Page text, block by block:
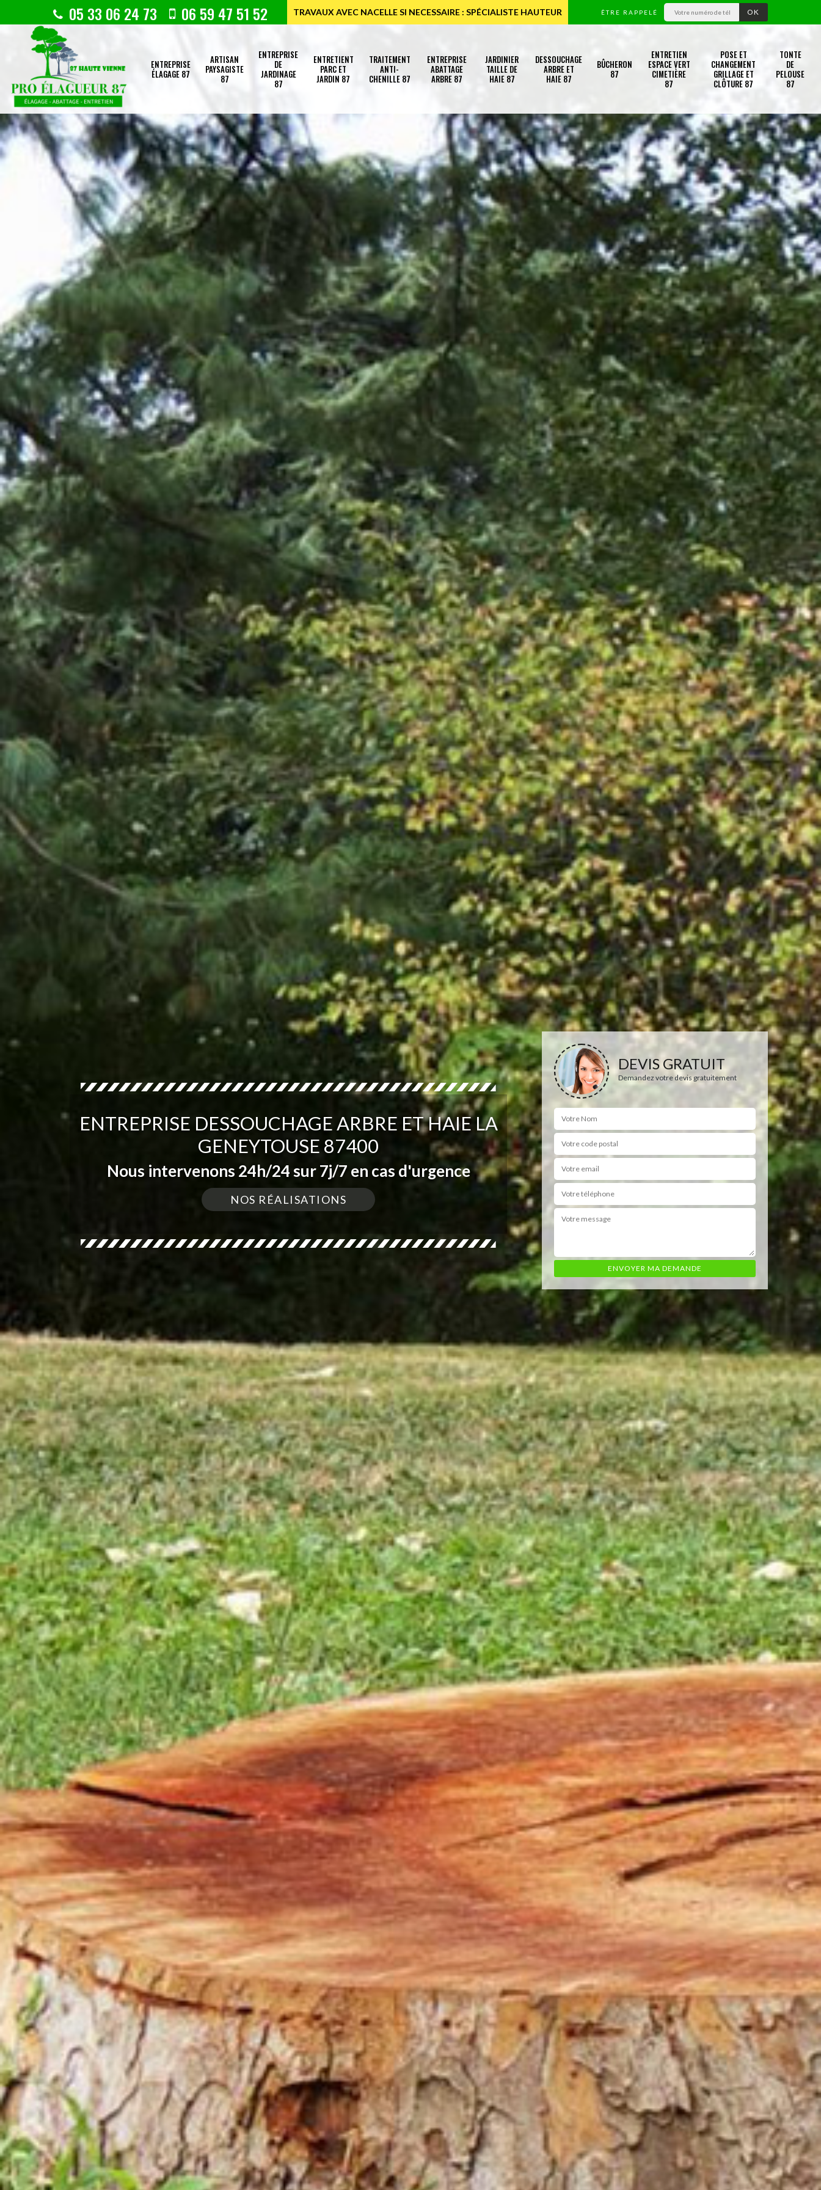
05 33 06 24 73 06 59 47 51 52 TRAVAUX AVEC NACELLE SI NECESSAIRE : SPÉCIALISTE HAUTEUR ÊTRE RAPPELÉ
ENTREPRISE
ÉLAGAGE 87
ARTISAN
PAYSAGISTE
87
ENTREPRISE
DE
JARDINAGE
87
ENTRETIENT
PARC ET
JARDIN 87
TRAITEMENT
ANTI-
CHENILLE 87
ENTREPRISE
ABATTAGE
ARBRE 87
JARDINIER
TAILLE DE
HAIE 87
DESSOUCHAGE
ARBRE ET
HAIE 87
BÛCHERON
87
ENTRETIEN
ESPACE VERT
CIMETIÈRE
87
POSE ET
CHANGEMENT
GRILLAGE ET
CLÔTURE 87
TONTE
DE
PELOUSE
87
ENTREPRISE DESSOUCHAGE ARBRE ET HAIE LA
GENEYTOUSE 87400
Nous intervenons 24h/24 sur 7j/7 en cas d'urgence
NOS RÉALISATIONS
DEVIS GRATUIT
Demandez votre devis gratuitement